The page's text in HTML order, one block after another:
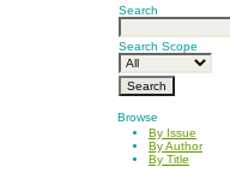
Search
Search Scope
Browse
By Issue
By Author
By Title